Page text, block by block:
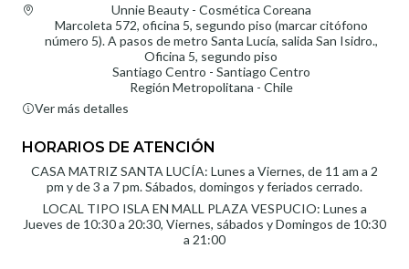
Unnie Beauty - Cosmética Coreana
Marcoleta 572, oficina 5, segundo piso (marcar citófono
número 5). A pasos de metro Santa Lucía, salida San Isidro.,
Oficina 5, segundo piso
Santiago Centro - Santiago Centro
Región Metropolitana - Chile
Ver más detalles
HORARIOS DE ATENCIÓN
CASA MATRIZ SANTA LUCÍA: Lunes a Viernes, de 11 am a 2
pm y de 3 a 7 pm. Sábados, domingos y feriados cerrado.
LOCAL TIPO ISLA EN MALL PLAZA VESPUCIO: Lunes a
Jueves de 10:30 a 20:30, Viernes, sábados y Domingos de 10:30
a 21:00